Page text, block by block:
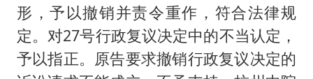
形，予以撤销并责令重作，符合法律规
定。对27号行政复议决定中的不当认定，
予以指正。原告要求撤销行政复议决定的